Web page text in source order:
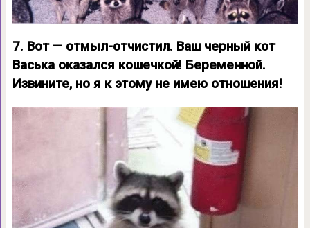
7. Вот — отмыл-отчистил. Ваш черный кот
Васька оказался кошечкой! Беременной.
Извините, но я к этому не имею отношения!